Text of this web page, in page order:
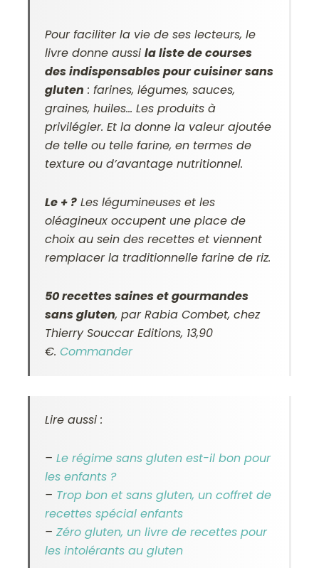
Pour faciliter la vie de ses lecteurs, le
livre donne aussila liste de courses
des indispensables pour cuisiner sans
gluten : farines, légumes, sauces,
graines, huiles… Les produits à
privilégier. Et la donne la valeur ajoutée
de telle ou telle farine, en termes de
texture ou d’avantage nutritionnel.
Le + ? Les légumineuses et les
oléagineux occupent une place de
choix au sein des recettes et viennent
remplacer la traditionnelle farine de riz.
50 recettes saines et gourmandes
sans gluten,par Rabia Combet, chez
Thierry Souccar Editions, 13,90
€.Commander
Lire aussi :
–Le régime sans gluten est-il bon pour
les enfants ?
– Trop bon et sans gluten, un coffret de
recettes spécial enfants
–Zéro gluten, un livre de recettes pour
les intolérants au gluten